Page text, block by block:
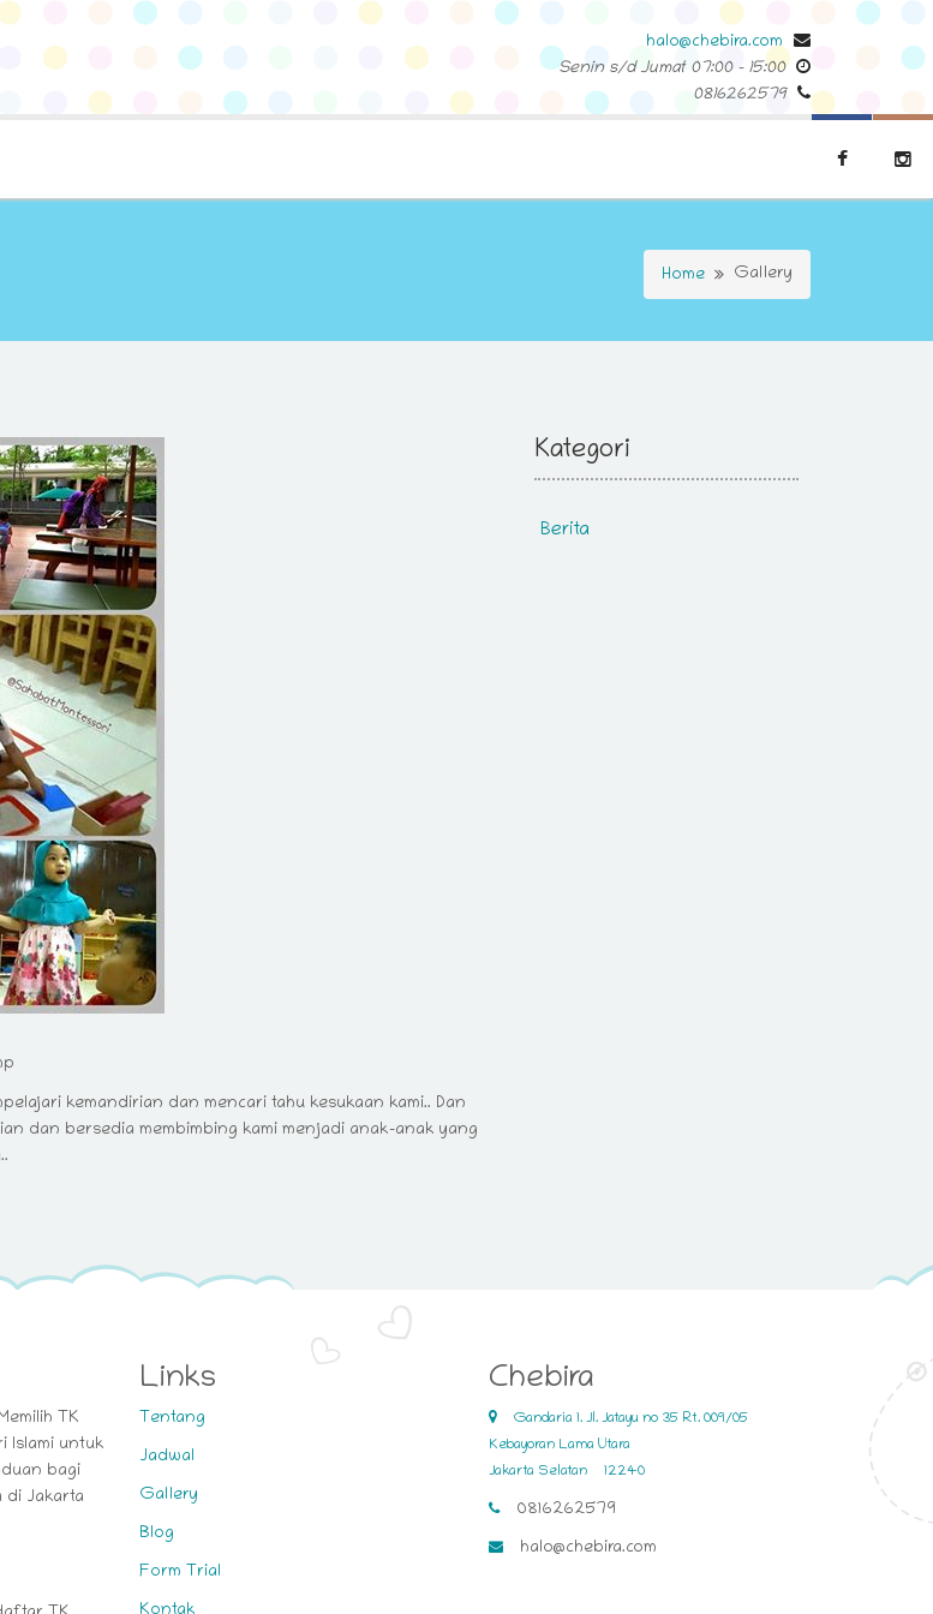
halo@chebira.com
Senin s/d Jumat 07:00- 15:00
0816262579
Home Gallery
kemandirian dan mencari tahu kesukaan kami.. Dan
dan bersedia membimbing kami menjadi anak-anak yang
Kategori
Berita
TK
Islami untuk
bagi
di Jakarta
Links
Tentang
Jadwal
Gallery
Blog
Form Trial
Chebira
Gandaria 1. Jl. Jatayu no 35 Rt. 009/05
Kebayoran Lama Utara
Jakarta Selatan
12240
0816262579
halo@chebira.com